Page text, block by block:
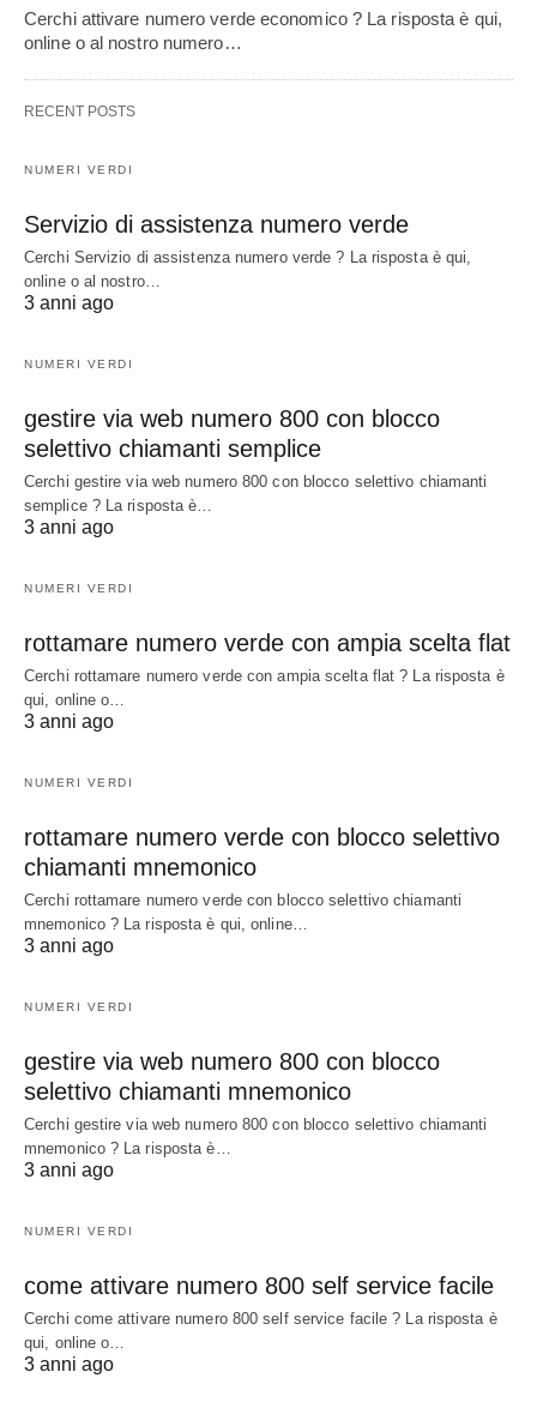
Cerchi attivare numero verde economico ? La risposta è qui,
online o al nostro numero…
RECENT POSTS
NUMERI VERDI
Servizio di assistenza numero verde
Cerchi Servizio di assistenza numero verde ? La risposta è qui,
online o al nostro…
3 anni ago
NUMERI VERDI
gestire via web numero 800 con blocco
selettivo chiamanti semplice
Cerchi gestire via web numero 800 con blocco selettivo chiamanti
semplice ? La risposta è…
3 anni ago
NUMERI VERDI
rottamare numero verde con ampia scelta flat
Cerchi rottamare numero verde con ampia scelta flat ? La risposta è
qui, online o…
3 anni ago
NUMERI VERDI
rottamare numero verde con blocco selettivo
chiamanti mnemonico
Cerchi rottamare numero verde con blocco selettivo chiamanti
mnemonico ? La risposta è qui, online…
3 anni ago
NUMERI VERDI
gestire via web numero 800 con blocco
selettivo chiamanti mnemonico
Cerchi gestire via web numero 800 con blocco selettivo chiamanti
mnemonico ? La risposta è…
3 anni ago
NUMERI VERDI
come attivare numero 800 self service facile
Cerchi come attivare numero 800 self service facile ? La risposta è
qui, online o…
3 anni ago